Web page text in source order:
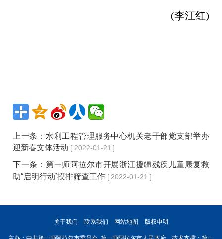
(李江红)
上一条：水利工程管理服务中心机关老干部党支部举办
迎新春文体活动 [ 2022-01-21 ]
下一条：第一师阿拉尔市开展浙江援疆残疾儿童康复救
助“启明行动”摸排筛查工作 [ 2022-01-21 ]
关于我们 联系我们 网站地图 版权申明